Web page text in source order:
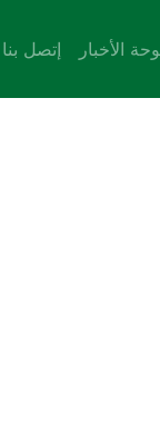
الأخبار إتصل بنا